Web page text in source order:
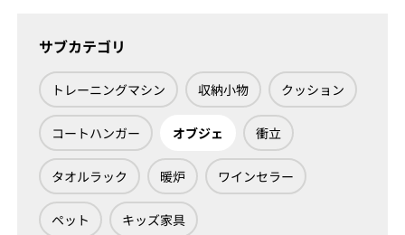
サブカテゴリ
トレーニングマシン 収納小物 クッション
コートハンガー オブジェ 衝立
タオルラック 暖炉 ワインセラー
ペット キッズ家具